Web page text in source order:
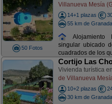
50 Fotos
Villanueva Mesía
14+1 plazas
55 km de Granada
Alojamiento
singular ubicado
cuadrados de los
Cortijo Las
Vivienda turística en
de Villanueva
10+2 plazas
30 km de Granada